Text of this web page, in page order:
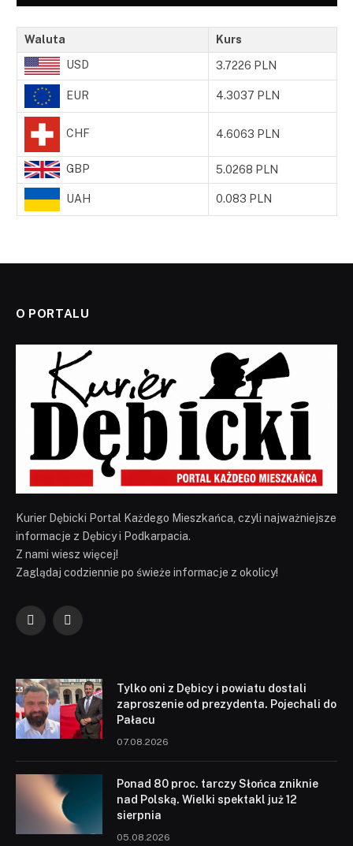
Waluta Kurs
USD 3.7226 PLN
EUR 4.3037 PLN
CHF 4.6063 PLN
GBP 5.0268 PLN
UAH 0.083 PLN
O PORTALU
Kurier Dębicki Portal Każdego Mieszkańca, czyli najważniejsze
informacje z Dębicy i Podkarpacia.
Z nami wiesz więcej!
Zaglądaj codziennie po świeże informacje z okolicy!
FacebookYouTube
Tylko oni z Dębicy i powiatu dostali
zaproszenie od prezydenta. Pojechali do
Pałacu
07.08.2026
Ponad 80 proc. tarczy Słońca zniknie
nad Polską. Wielki spektakl już 12
sierpnia
05.08.2026